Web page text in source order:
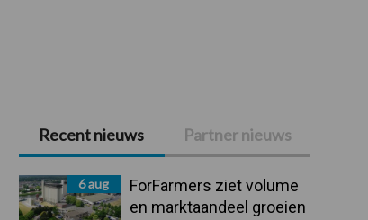
Primaire
Sidebar
Recent nieuws Partner nieuws
6 aug
ForFarmers ziet volume
en marktaandeel groeien